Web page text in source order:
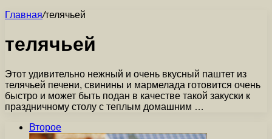
Главная/телячьей
телячьей
Этот удивительно нежный и очень вкусный паштет из
телячьей печени, свинины и мармелада готовится очень
быстро и может быть подан в качестве такой закуски к
праздничному столу с теплым домашним …
Второе